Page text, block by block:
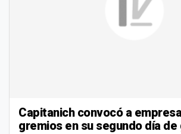
Capitanich convocó a
gremios en su segundo día